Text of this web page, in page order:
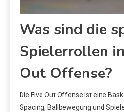
Was sind die
Spielerrollen
Out Offense?
Die Five Out Offense ist eine
Spacing, Ballbewegung und